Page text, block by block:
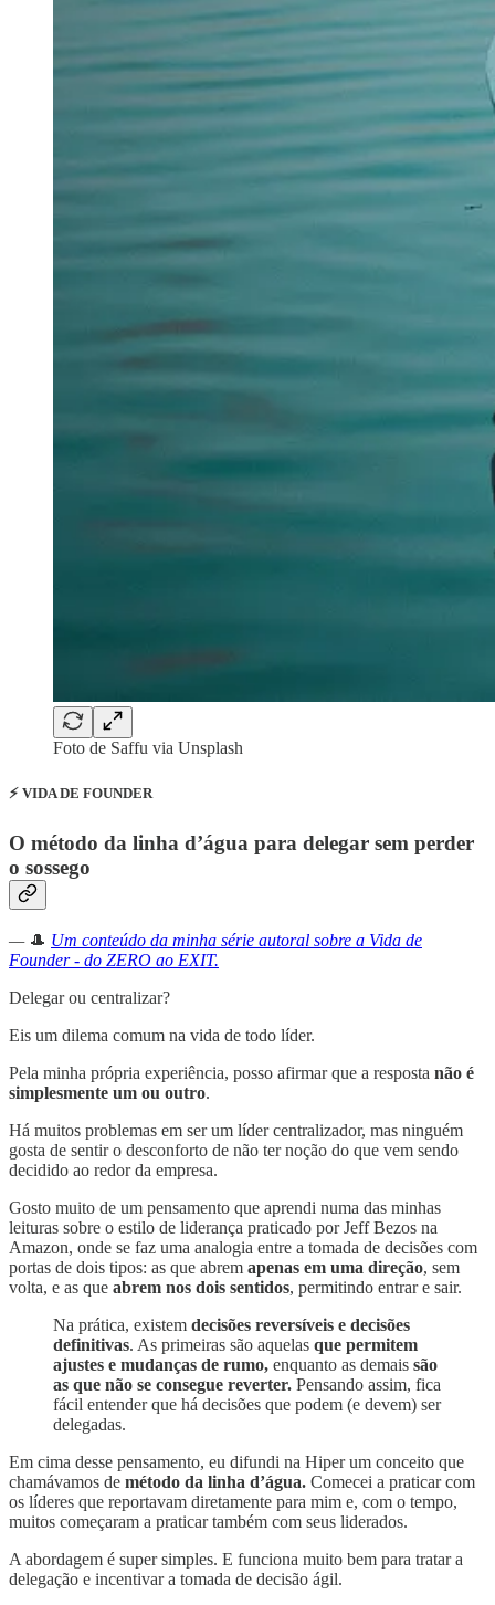
Foto de Saffu via Unsplash
⚡️ VIDA DE FOUNDER
O método da linha d’água para delegar sem perder
o sossego
— 🎩 Um conteúdo da minha série autoral sobre a Vida de
Founder - do ZERO ao EXIT.
Delegar ou centralizar?
Eis um dilema comum na vida de todo líder.
Pela minha própria experiência, posso afirmar que a resposta não é
simplesmente um ou outro.
Há muitos problemas em ser um líder centralizador, mas ninguém
gosta de sentir o desconforto de não ter noção do que vem sendo
decidido ao redor da empresa.
Gosto muito de um pensamento que aprendi numa das minhas
leituras sobre o estilo de liderança praticado por Jeff Bezos na
Amazon, onde se faz uma analogia entre a tomada de decisões com
portas de dois tipos: as que abrem apenas em uma direção, sem
volta, e as que abrem nos dois sentidos, permitindo entrar e sair.
Na prática, existem decisões reversíveis e decisões
definitivas. As primeiras são aquelas que permitem
ajustes e mudanças de rumo, enquanto as demais são
as que não se consegue reverter. Pensando assim, fica
fácil entender que há decisões que podem (e devem) ser
delegadas.
Em cima desse pensamento, eu difundi na Hiper um conceito que
chamávamos de método da linha d’água. Comecei a praticar com
os líderes que reportavam diretamente para mim e, com o tempo,
muitos começaram a praticar também com seus liderados.
A abordagem é super simples. E funciona muito bem para tratar a
delegação e incentivar a tomada de decisão ágil.